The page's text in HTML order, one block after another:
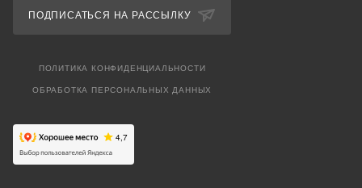
ПОДПИСАТЬСЯ НА РАССЫЛКУ
ПОЛИТИКА КОНФИДЕНЦИАЛЬНОСТИ
ОБРАБОТКА ПЕРСОНАЛЬНЫХ ДАННЫХ